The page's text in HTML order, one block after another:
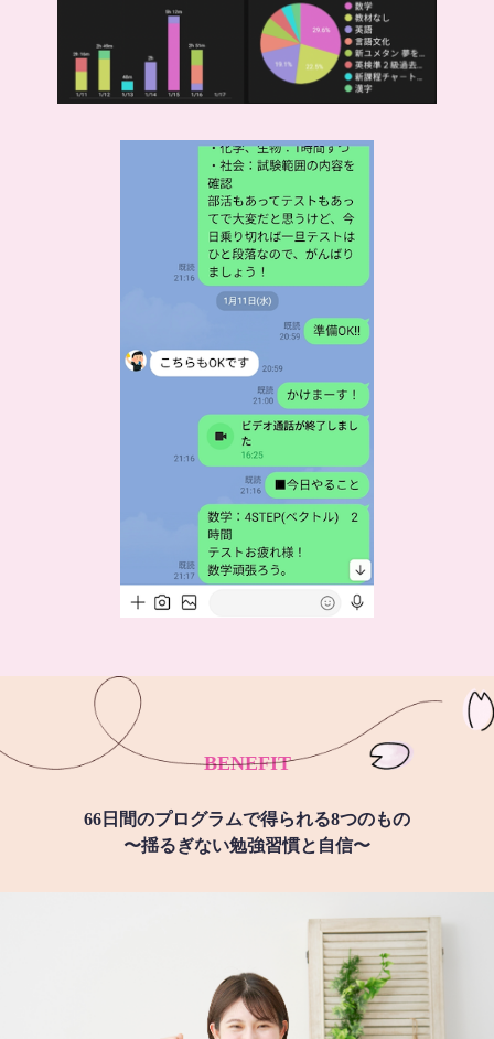
BENEFIT
66日間のプログラムで得られる8つのもの
〜揺るぎない勉強習慣と自信〜